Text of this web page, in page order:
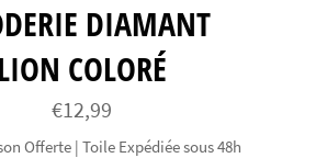
DIAMANT
COLORÉ
Prix
régulier
€12,99
Offerte | Toile Expédiée sous 48h